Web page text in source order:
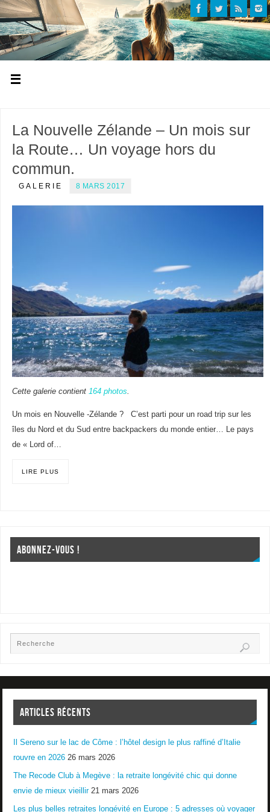
La Nouvelle Zélande – Un mois sur
la Route… Un voyage hors du
commun.
GALERIE 8 MARS 2017
Cette galerie contient 164 photos
Un mois en Nouvelle -Zélande ? C’est parti pour un road trip sur les
îles du Nord et du Sud entre backpackers du monde entier… Le pays
de « Lord of…
LIRE PLUS
ABONNEZ-VOUS !
ARTICLES RÉCENTS
Il Sereno sur le lac de Côme : l’hôtel design le plus raffiné d’Italie
rouvre en 2026 26 mars 2026
The Recode Club à Megève : la retraite longévité chic qui donne
envie de mieux vieillir 21 mars 2026
Les plus belles retraites longévité en Europe : 5 adresses où voyager